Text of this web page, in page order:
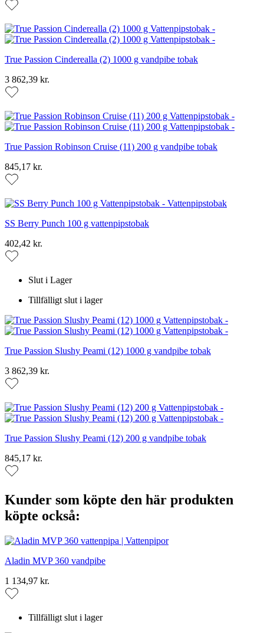
True Passion Cinderealla (2) 1000 g vandpibe tobak
3 862,39 kr.
True Passion Robinson Cruise (11) 200 g vandpibe tobak
845,17 kr.
SS Berry Punch 100 g vattenpipstobak
402,42 kr.
Slut i Lager
Tillfälligt slut i lager
True Passion Slushy Peami (12) 1000 g vandpibe tobak
3 862,39 kr.
True Passion Slushy Peami (12) 200 g vandpibe tobak
845,17 kr.
Kunder som köpte den här produkten
köpte också:
Aladin MVP 360 vandpibe
1 134,97 kr.
Tillfälligt slut i lager